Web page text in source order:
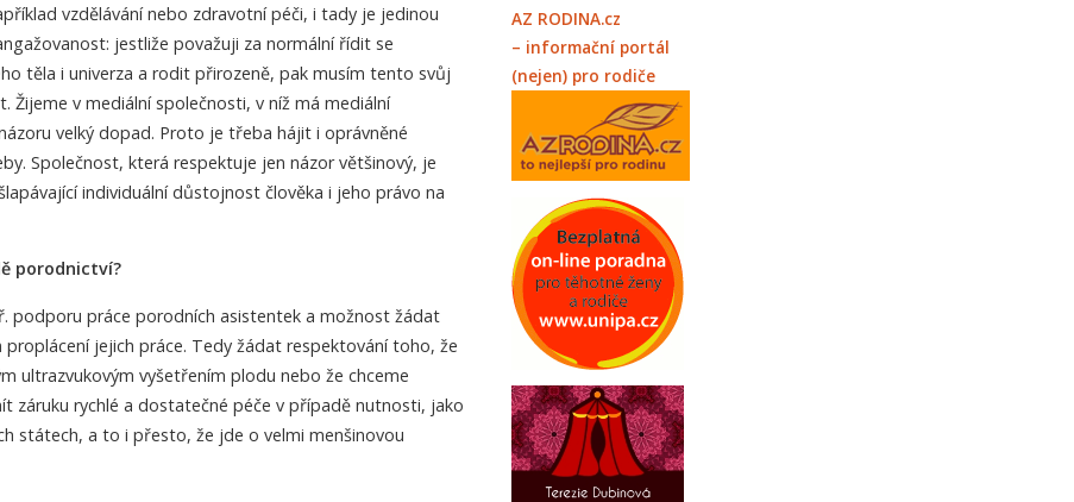
vzdělávání nebo zdravotní péči, i tady je jedinou
jestliže považuji za normální řídit se
těla i univerza a rodit přirozeně, pak musím tento svůj
Žijeme v mediální společnosti, v níž má mediální
velký dopad. Proto je třeba hájit i oprávněné
Společnost, která respektuje jen názor většinový, je
individuální důstojnost člověka i jeho právo na
porodnictví?
podporu práce porodních asistentek a možnost žádat
jejich práce. Tedy žádat respektování toho, že
ultrazvukovým vyšetřením plodu nebo že chceme
záruku rychlé a dostatečné péče v případě nutnosti, jako
státech, a to i přesto, že jde o velmi menšinovou
AZ RODINA.cz
– informační portál
(nejen) pro rodiče